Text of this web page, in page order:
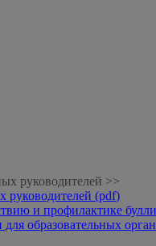
руководителей >>
руководителей (pdf)
и профилактике
образовательных